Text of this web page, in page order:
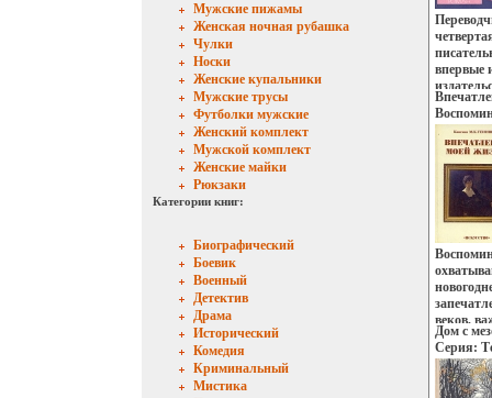
Мужские пижамы
Женская ночная рубашка
Чулки
Носки
Женские купальники
Мужские трусы
Футболки мужские
Женский комплект
Мужской комплект
Женские майки
Рюкзаки
Категории книг:
Биографический
Боевик
Военный
Детектив
Драма
Исторический
Комедия
Криминальный
Мистика
впервые
Автор
Arsan
1938 г)
ЮНЕСКО,
веков,
жизни:
встречи
Дом с
Серия: